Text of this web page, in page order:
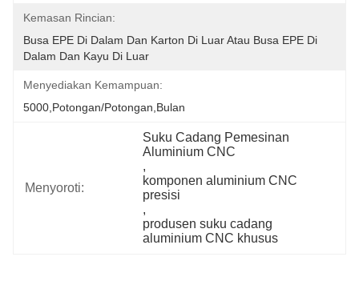
Kemasan Rincian:
Busa EPE Di Dalam Dan Karton Di Luar Atau Busa EPE Di
Dalam Dan Kayu Di Luar
Menyediakan Kemampuan:
5000,Potongan/Potongan,Bulan
Menyoroti:
Suku Cadang Pemesinan
Aluminium CNC
,
komponen aluminium CNC
presisi
,
produsen suku cadang
aluminium CNC khusus